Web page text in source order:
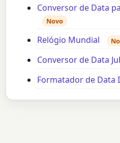
Conversor de Data
Novo
Relógio Mundial
Conversor de Data
Formatador de Data